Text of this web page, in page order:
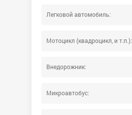
Легковой автомобиль:
Мотоцикл (квадроцикл, и т.п.):
Внедорожник:
Микроавтобус: